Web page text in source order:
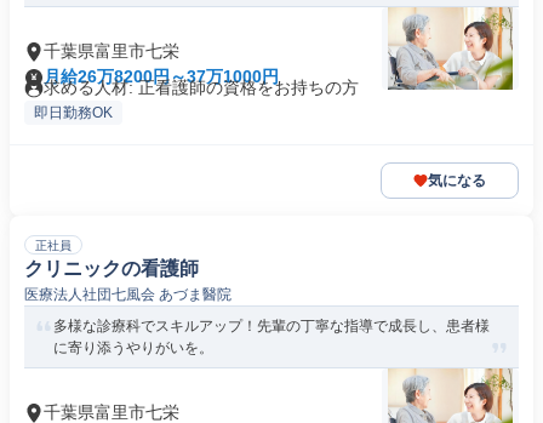
千葉県富里市七栄
月給26万8200円～37万1000円
求める人材: 正看護師の資格をお持ちの方
即日勤務OK
気になる
正社員
クリニックの看護師
医療法人社団七風会 あづま醫院
多様な診療科でスキルアップ！先輩の丁寧な指導で成長し、患者様
に寄り添うやりがいを。
千葉県富里市七栄